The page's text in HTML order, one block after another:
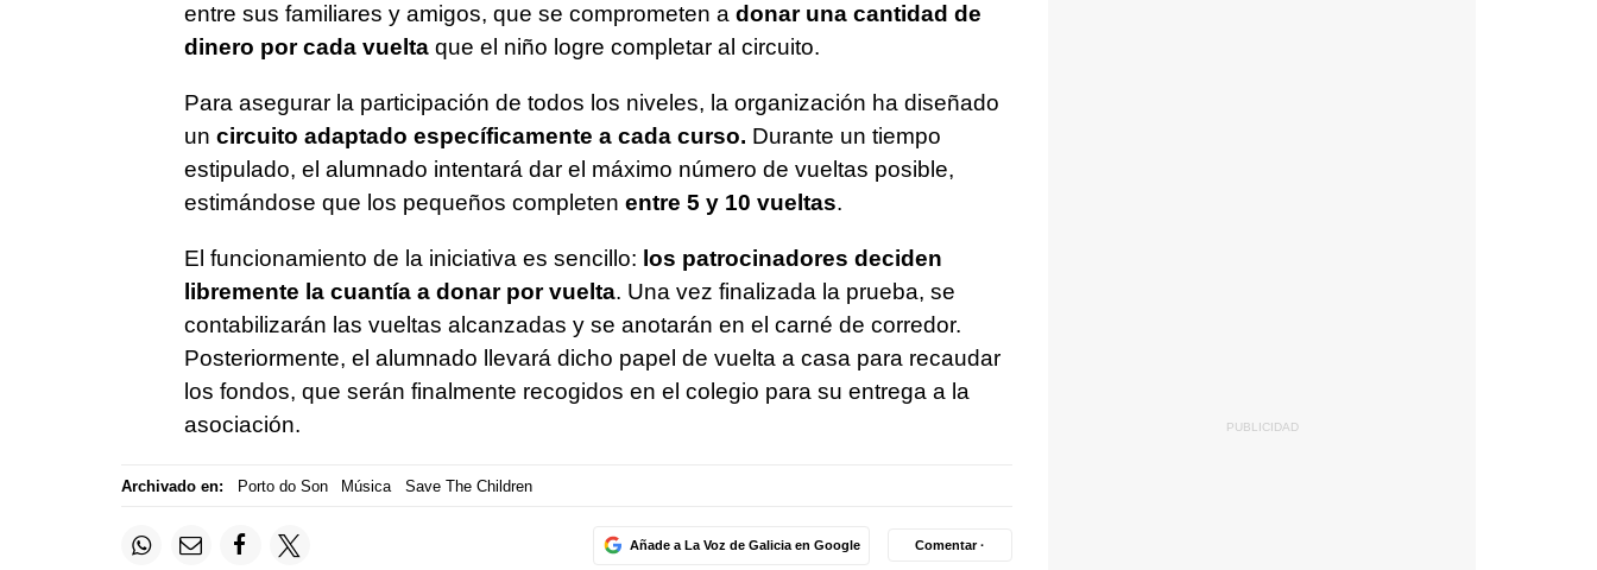
entre sus familiares y amigos, que se comprometen a donar una cantidad de
dinero por cada vueltaque el niño logre completar al circuito.
Para asegurar la participación de todos los niveles, la organización ha diseñado
un circuito adaptado específicamente a cada curso. Durante un tiempo
estipulado, el alumnado intentará dar el máximo número de vueltas posible,
estimándose que los pequeños completen entre 5 y 10 vueltas.
El funcionamiento de la iniciativa es sencillo: los patrocinadores deciden
libremente la cuantía a donar por vuelta. Una vez finalizada la prueba, se
contabilizarán las vueltas alcanzadas y se anotarán en el carné de corredor.
Posteriormente, el alumnado llevará dicho papel de vuelta a casa para recaudar
los fondos, que serán finalmente recogidos en el colegio para su entrega a la
asociación.
Archivado en: Porto do Son Música Save The Children
Añade a La Voz de Galicia en Google Comentar ·